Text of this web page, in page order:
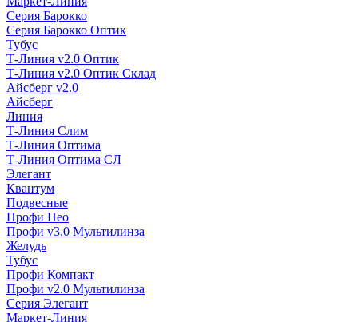
Серия Барокко
Серия Барокко Оптик
Тубус
Т-Линия v2.0 Оптик
Т-Линия v2.0 Оптик Склад
Айсберг v2.0
Айсберг
Линия
Т-Линия Слим
Т-Линия Оптима
Т-Линия Оптима СЛ
Элегант
Квантум
Подвесные
Профи Нео
Профи v3.0 Мультилинза
Желудь
Тубус
Профи Компакт
Профи v2.0 Мультилинза
Серия Элегант
Маркет-Линия